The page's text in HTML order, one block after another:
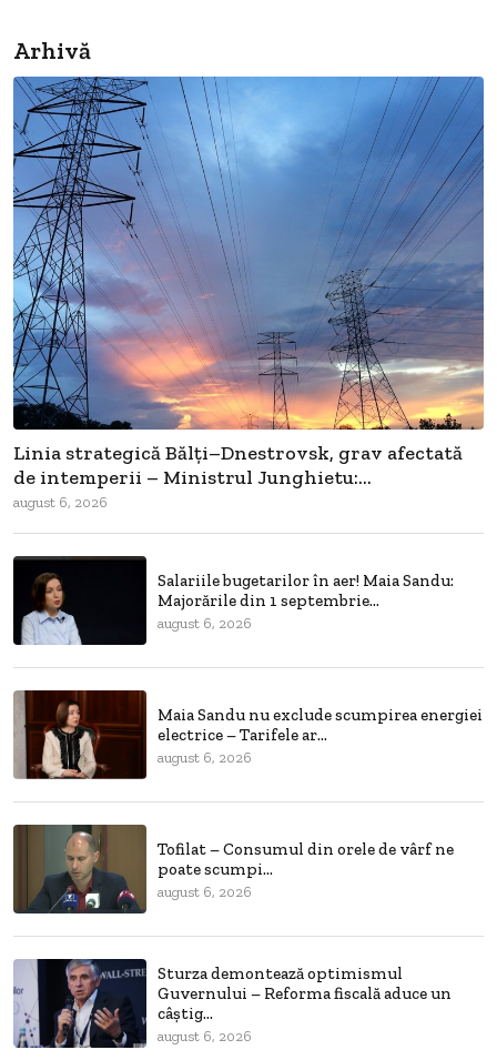
Arhivă
Linia strategică Bălți–Dnestrovsk, grav afectată
de intemperii – Ministrul Junghietu:...
august 6, 2026
Salariile bugetarilor în aer! Maia Sandu:
Majorările din 1 septembrie...
august 6, 2026
Maia Sandu nu exclude scumpirea energiei
electrice – Tarifele ar...
august 6, 2026
Tofilat – Consumul din orele de vârf ne
poate scumpi...
august 6, 2026
Sturza demontează optimismul
Guvernului – Reforma fiscală aduce un
câștig...
august 6, 2026